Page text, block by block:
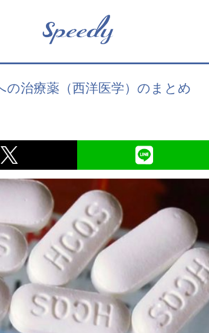
治療薬（西洋医学）のまとめ